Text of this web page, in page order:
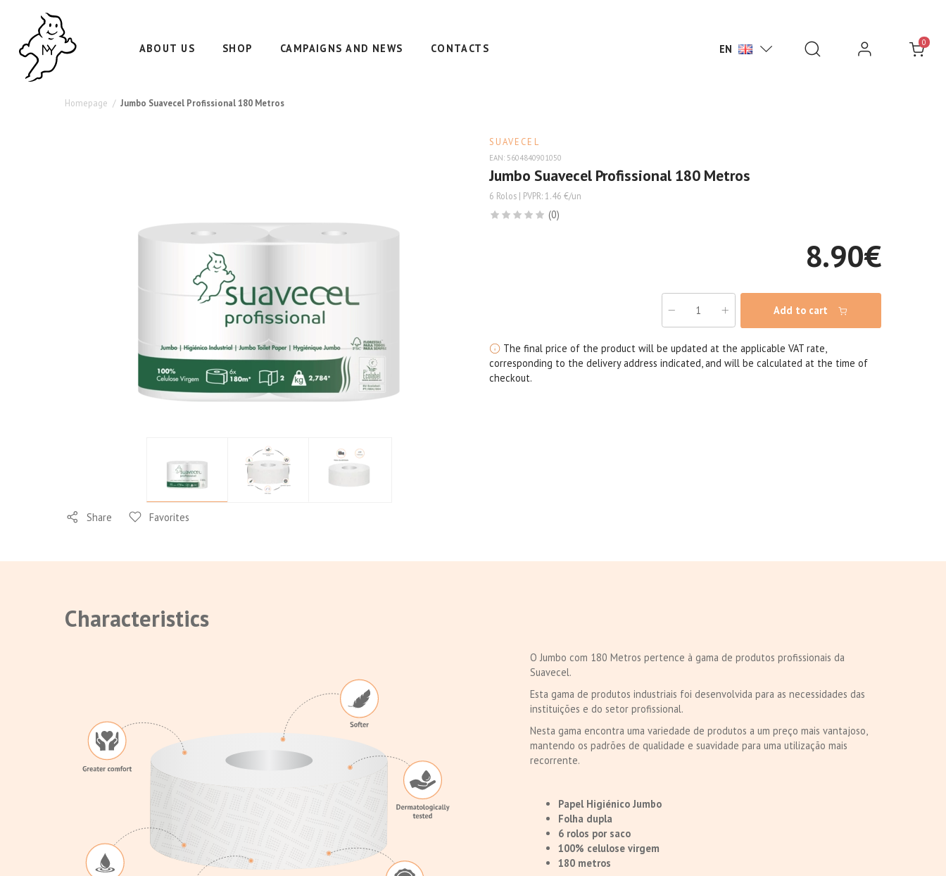
ABOUT US SHOP CAMPAIGNS AND NEWS CONTACTS EN
0
Homepage Jumbo Suavecel Profissional 180 Metros
SUAVECEL
EAN: 5604840901050
Jumbo Suavecel Profissional 180 Metros
6 Rolos | PVPR: 1.46 €/un
(0)
8.90€
Add to cart
The final price of the product will be updated at the applicable VAT rate,
corresponding to the delivery address indicated, and will be calculated at the time of
checkout.
Share Favorites
Characteristics
O Jumbo com 180 Metros pertence à gama de produtos profissionais da
Suavecel.
Esta gama de produtos industriais foi desenvolvida para as necessidades das
instituições e do setor profissional.
Nesta gama encontra uma variedade de produtos a um preço mais vantajoso,
mantendo os padrões de qualidade e suavidade para uma utilização mais
recorrente.
Papel Higiénico Jumbo
Folha dupla
6 rolos por saco
100% celulose virgem
180 metros